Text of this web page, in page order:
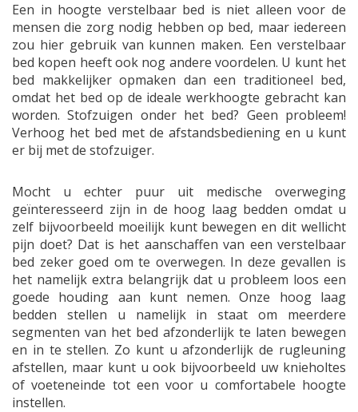
Een in hoogte verstelbaar bed is niet alleen voor de
mensen die zorg nodig hebben op bed, maar iedereen
zou hier gebruik van kunnen maken. Een verstelbaar
bed kopen heeft ook nog andere voordelen. U kunt het
bed makkelijker opmaken dan een traditioneel bed,
omdat het bed op de ideale werkhoogte gebracht kan
worden. Stofzuigen onder het bed? Geen probleem!
Verhoog het bed met de afstandsbediening en u kunt
er bij met de stofzuiger.
Mocht u echter puur uit medische overweging
geïnteresseerd zijn in de hoog laag bedden omdat u
zelf bijvoorbeeld moeilijk kunt bewegen en dit wellicht
pijn doet? Dat is het aanschaffen van een verstelbaar
bed zeker goed om te overwegen. In deze gevallen is
het namelijk extra belangrijk dat u probleem loos een
goede houding aan kunt nemen. Onze hoog laag
bedden stellen u namelijk in staat om meerdere
segmenten van het bed afzonderlijk te laten bewegen
en in te stellen. Zo kunt u afzonderlijk de rugleuning
afstellen, maar kunt u ook bijvoorbeeld uw knieholtes
of voeteneinde tot een voor u comfortabele hoogte
instellen.